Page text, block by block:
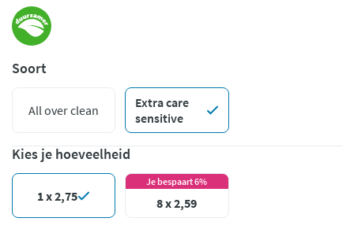
Soort
All over clean
Extra care
sensitive
Kies je hoeveelheid
1 x 2,75
Je bespaart 6%
8 x 2,59